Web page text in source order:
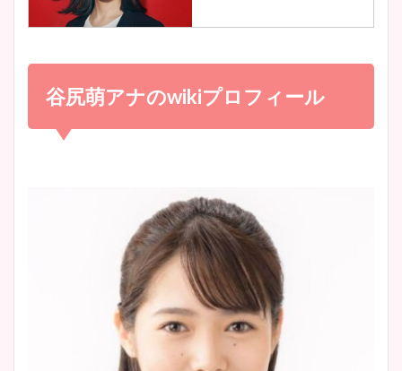
宇賀神メグアナのニット画像
池谷実悠アナのメガネ画像が
かわいい！カップや水着姿も
まとめた！
小室瑛莉子のカップ画像まと
め！足が美脚でニット衣装も
かわいい！
像！身長やカップ、同期や
wikiプロフもチェック！
大家彩香アナのかわいいカッ
プ画像まとめ！同期や実家に
wikiプロフも！
谷尻萌アナのwikiプロフィール